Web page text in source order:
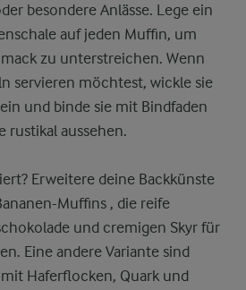
besondere Anlässe. Lege ein
auf jeden Muffin, um
zu unterstreichen. Wenn
servieren möchtest, wickle sie
und binde sie mit Bindfaden
rustikal aussehen.
Erweitere deine Backkünste
Muffins , die reife
und cremigen Skyr für
Eine andere Variante sind
Haferflocken, Quark und